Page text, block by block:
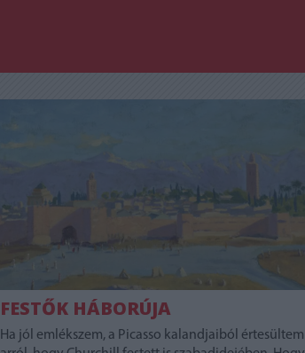
FESTŐK HÁBORÚJA
Ha jól emlékszem, a Picasso kalandjaiból értesültem